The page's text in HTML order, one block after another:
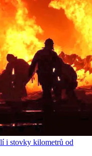
i stovky kilometrů od